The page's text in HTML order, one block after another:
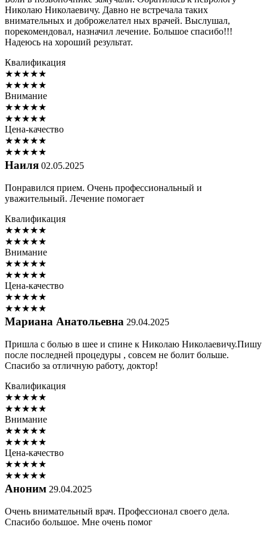
Николаю Николаевичу. Давно не встречала таких
внимательных и доброжелател ных врачей. Выслушал,
порекомендовал, назначил лечение. Большое спасибо!!!
Надеюсь на хороший результат.
Квалификация
★★★★★
★★★★★
Внимание
★★★★★
★★★★★
Цена-качество
★★★★★
★★★★★
Наиля 02.05.2025
Понравился прием. Очень профессиональный и
уважительный. Лечение помогает
Квалификация
★★★★★
★★★★★
Внимание
★★★★★
★★★★★
Цена-качество
★★★★★
★★★★★
Мариана Анатольевна 29.04.2025
Пришла с болью в шее и спине к Николаю Николаевичу.Пишу
после последней процедуры , совсем не болит больше.
Спасибо за отличную работу, доктор!
Квалификация
★★★★★
★★★★★
Внимание
★★★★★
★★★★★
Цена-качество
★★★★★
★★★★★
Аноним 29.04.2025
Очень внимательный врач. Профессионал своего дела.
Спасибо большое. Мне очень помог